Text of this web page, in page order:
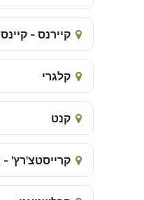
קיירנס - קיינס
קלגרי
קנט
קרייסטצ'רץ' -